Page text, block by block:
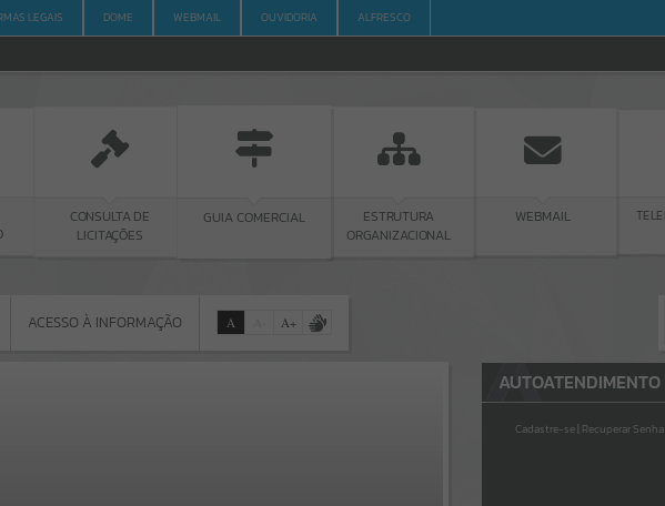
LEGAIS DOME WEBMAIL OUVIDORIA ALFRESCO
DE
GUIA COMERCIAL
ESTRUTURA
ORGANIZACIONAL
WEBMAIL TELEFONES ÚTEIS
ACESSO À INFORMAÇÃO A A+
AUTOATENDIMENTO
Cadastre-se| Recuperar Senha